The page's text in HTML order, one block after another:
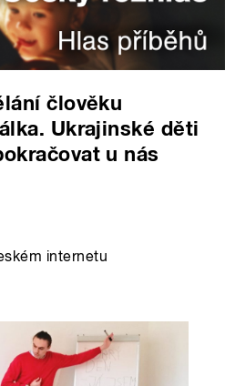
člověku
Ukrajinské děti
u nás
internetu